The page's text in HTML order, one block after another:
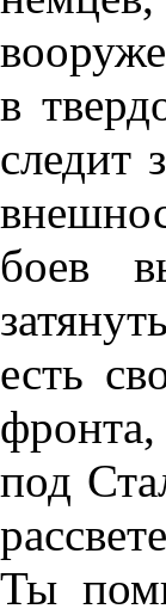
в
следит
боев
есть
под
Ты